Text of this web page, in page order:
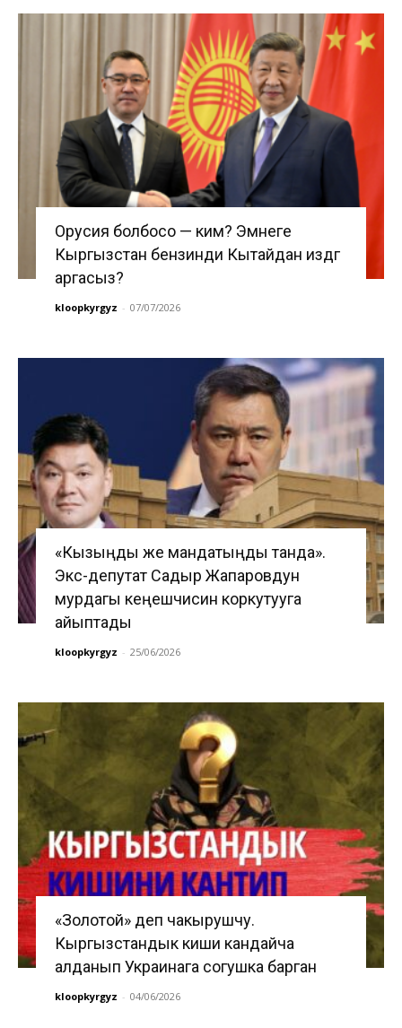
Орусия болбосо — ким? Эмнеге
Кыргызстан бензинди Кытайдан издөөгө
аргасыз?
kloopkyrgyz - 07/07/2026
«Кызыңды же мандатыңды танда».
Экс-депутат Садыр Жапаровдун
мурдагы кеңешчисин коркутууга
айыптады
kloopkyrgyz - 25/06/2026
«Золотой» деп чакырушчу.
Кыргызстандык киши кандайча
алданып Украинага согушка барган
kloopkyrgyz - 04/06/2026